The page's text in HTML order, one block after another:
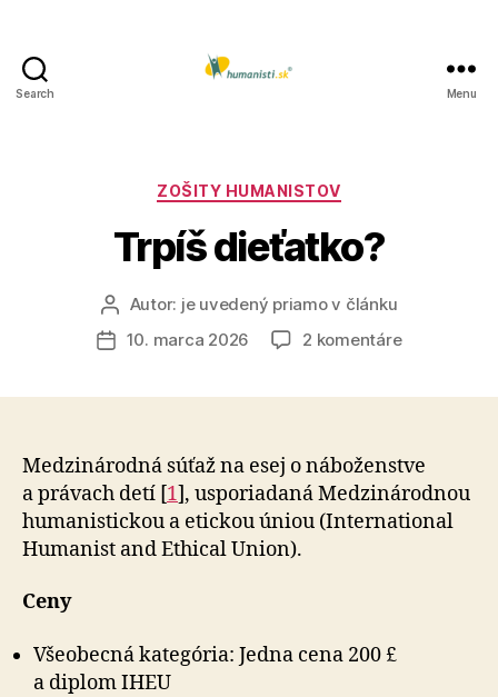
Search Menu
Kategórie
ZOŠITY HUMANISTOV
Trpíš dieťatko?
Autor
článku
Autor: je uvedený priamo v článku
Dátum
10. marca 2026 2 komentárena
Medzinárodná súťaž na esej o náboženstve
a právach detí [1], usporiadaná Medzinárodnou
humanistickou a etickou úniou (International
Humanist and Ethical Union).
Ceny
Všeobecná kategória: Jedna cena 200 £
a diplom IHEU